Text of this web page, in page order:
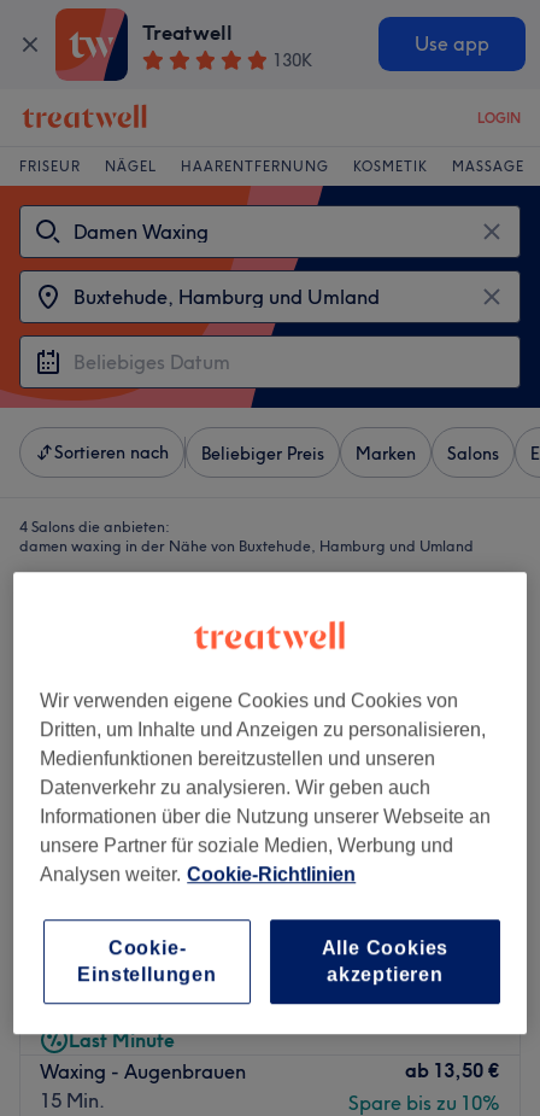
Treatwell
130K
Use app
LOGIN
FRISEUR NÄGEL HAARENTFERNUNG KOSMETIK MASSAGE
Sortieren nach Beliebiger Preis Marken Salons
4 Salons die anbieten:
damen waxing in der Nähe von Buxtehude, Hamburg und Umland
Beauty and the Book
2021 Bewertungen
Neu Wulmstorf, Hamburg und Umland
Auf Karte anzeigen
Last Minute
Waxing - Augenbrauen
15 Min.
ab 13,50 €
Spare bis zu 10%
Wir verwenden eigene Cookies und Cookies von
Dritten, um Inhalte und Anzeigen zu personalisieren,
Medienfunktionen bereitzustellen und unseren
Datenverkehr zu analysieren. Wir geben auch
Informationen über die Nutzung unserer Webseite an
unsere Partner für soziale Medien, Werbung und
Analysen weiter. Cookie-Richtlinien
Cookie-
Einstellungen
Alle Cookies
akzeptieren